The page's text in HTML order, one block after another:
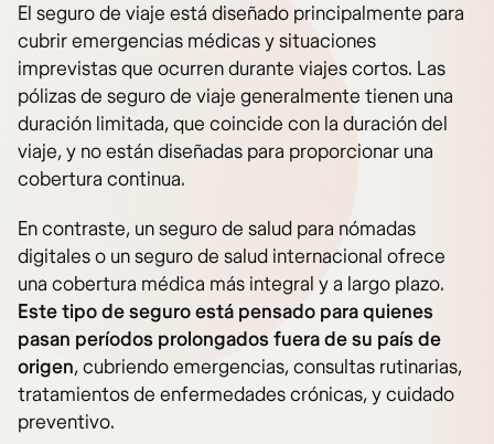
El seguro de viaje está diseñado principalmente para
cubrir emergencias médicas y situaciones
imprevistas que ocurren durante viajes cortos. Las
pólizas de seguro de viaje generalmente tienen una
duración limitada, que coincide con la duración del
viaje, y no están diseñadas para proporcionar una
cobertura continua.
En contraste, un seguro de salud para nómadas
digitales o un seguro de salud internacional ofrece
una cobertura médica más integral y a largo plazo.
Este tipo de seguro está pensado para quienes
pasan períodos prolongados fuera de su país de
origen, cubriendo emergencias, consultas rutinarias,
tratamientos de enfermedades crónicas, y cuidado
preventivo.